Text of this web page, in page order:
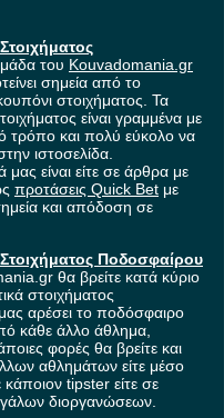
του Kouvadomania.gr
σημεία από το
στοιχήματος. Τα
είναι γραμμένα με
τρόπο και πολύ εύκολο να
ιστοσελίδα.
είναι είτε σε άρθρα με
προτάσεις Quick Bet με
και απόδοση σε
Ποδοσφαίρου
θα βρείτε κατά κύριο
στοιχήματος
αρέσει το ποδόσφαιρο
κάθε άλλο άθλημα,
φορές θα βρείτε και
αθλημάτων είτε μέσο
tipster είτε σε
διοργανώσεων.